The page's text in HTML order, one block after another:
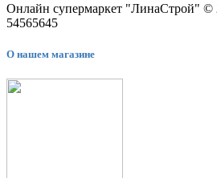
Онлайн супермаркет "ЛинаСтрой" ©
54565645
О нашем магазине